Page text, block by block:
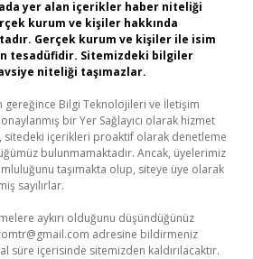
yer alan içerikler haber niteliği
kurum ve kişiler hakkında
Gerçek kurum ve kişiler ile isim
tesadüfidir. Sitemizdeki bilgiler
niteliği taşımazlar.
gereğince Bilgi Teknolojileri ve İletişim
bir Yer Sağlayıcı olarak hizmet
sitedeki içerikleri proaktif olarak denetleme
bulunmamaktadır. Ancak, üyelerimiz
taşımakta olup, siteye üye olarak
sayılırlar.
aykırı olduğunu düşündüğünüz
adresine bildirmeniz
süre içerisinde sitemizden kaldırılacaktır.